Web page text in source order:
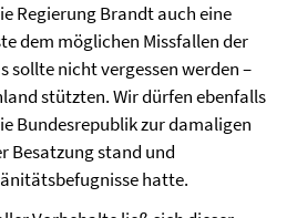
Regierung Brandt auch eine
dem möglichen Missfallen der
sollte nicht vergessen werden –
stützten. Wir dürfen ebenfalls
Bundesrepublik zur damaligen
Besatzung stand und
hatte.